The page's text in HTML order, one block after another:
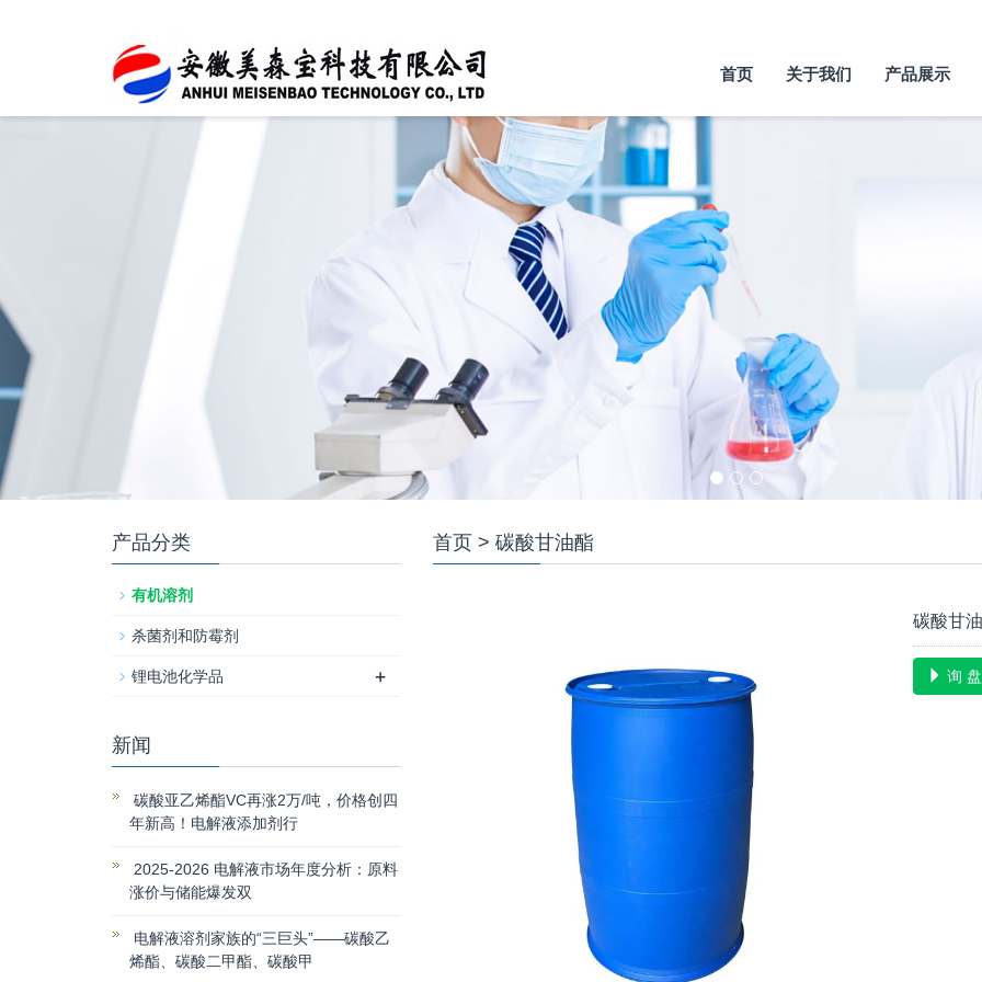
首页 关于我们 产品展示
首页 > 碳酸甘油酯
碳酸甘
询 盘
产品分类
有机溶剂
杀菌剂和防霉剂
锂电池化学品 +
新闻
碳酸亚乙烯酯VC再涨2万/吨，价格创四
年新高！电解液添加剂行
2025-2026 电解液市场年度分析：原料
涨价与储能爆发双
电解液溶剂家族的“三巨头”——碳酸乙
烯酯、碳酸二甲酯、碳酸甲